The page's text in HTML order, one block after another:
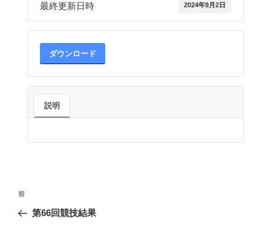
最終更新日時 2024年9月2日
ダウンロード
説明
投
ナ
前
の
前
第66回競技結果